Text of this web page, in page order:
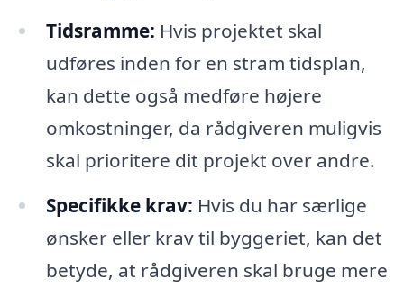
Tidsramme: Hvis projektet skal
udføres inden for en stram tidsplan,
kan dette også medføre højere
omkostninger, da rådgiveren muligvis
skal prioritere dit projekt over andre.
Specifikke krav: Hvis du har særlige
ønsker eller krav til byggeriet, kan det
betyde, at rådgiveren skal bruge mere